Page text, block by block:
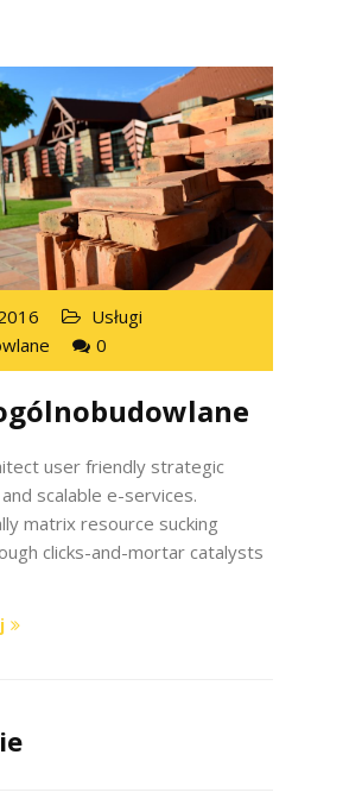
Usługi
0
user friendly strategic
scalable e-services.
matrix resource sucking
clicks-and-mortar catalysts